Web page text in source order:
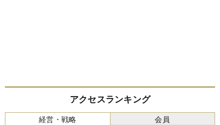
アクセスランキング
経営・戦略 会員